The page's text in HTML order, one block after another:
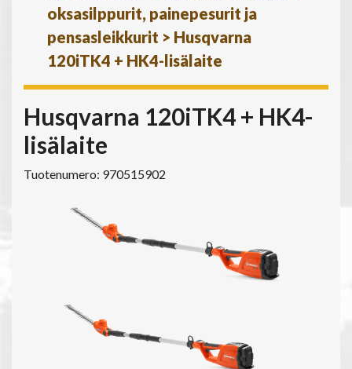
oksasilppurit, painepesurit ja
pensasleikkurit > Husqvarna
120iTK4 + HK4-lisälaite
Husqvarna 120iTK4 + HK4-
lisälaite
Tuotenumero: 970515902